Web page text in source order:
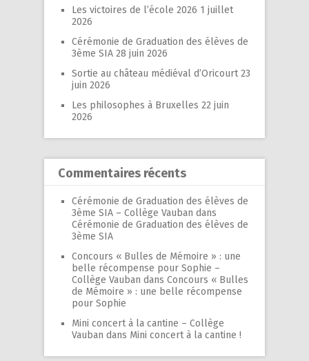
Les victoires de l’école 2026 1 juillet
2026
Cérémonie de Graduation des élèves de
3ème SIA 28 juin 2026
Sortie au château médiéval d’Oricourt 23
juin 2026
Les philosophes à Bruxelles 22 juin
2026
Commentaires récents
Cérémonie de Graduation des élèves de
3ème SIA – Collège Vauban dans
Cérémonie de Graduation des élèves de
3ème SIA
Concours « Bulles de Mémoire » : une
belle récompense pour Sophie –
Collège Vauban dans Concours « Bulles
de Mémoire » : une belle récompense
pour Sophie
Mini concert à la cantine – Collège
Vauban dans Mini concert à la cantine !